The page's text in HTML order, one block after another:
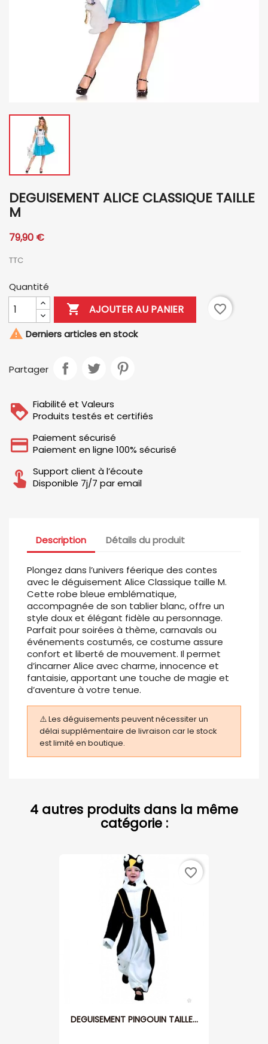
DEGUISEMENT ALICE CLASSIQUE TAILLE
M
79,90 €
TTC
Quantité
 AJOUTER AU PANIER
favorite_border
 Derniers articles en stock
Partager
Fiabilité et Valeurs
Produits testés et certifiés
Paiement sécurisé
Paiement en ligne 100% sécurisé
Support client à l’écoute
Disponible 7j/7 par email
Description Détails du produit
Plongez dans l’univers féerique des contes
avec le déguisement Alice Classique taille M.
Cette robe bleue emblématique,
accompagnée de son tablier blanc, offre un
style doux et élégant fidèle au personnage.
Parfait pour soirées à thème, carnavals ou
événements costumés, ce costume assure
confort et liberté de mouvement. Il permet
d’incarner Alice avec charme, innocence et
fantaisie, apportant une touche de magie et
d’aventure à votre tenue.
⚠️ Les déguisements peuvent nécessiter un
délai supplémentaire de livraison car le stock
est limité en boutique.
4 autres produits dans la même
catégorie :
DEGUISEMENT PINGOUIN TAILLE...
favorite_border